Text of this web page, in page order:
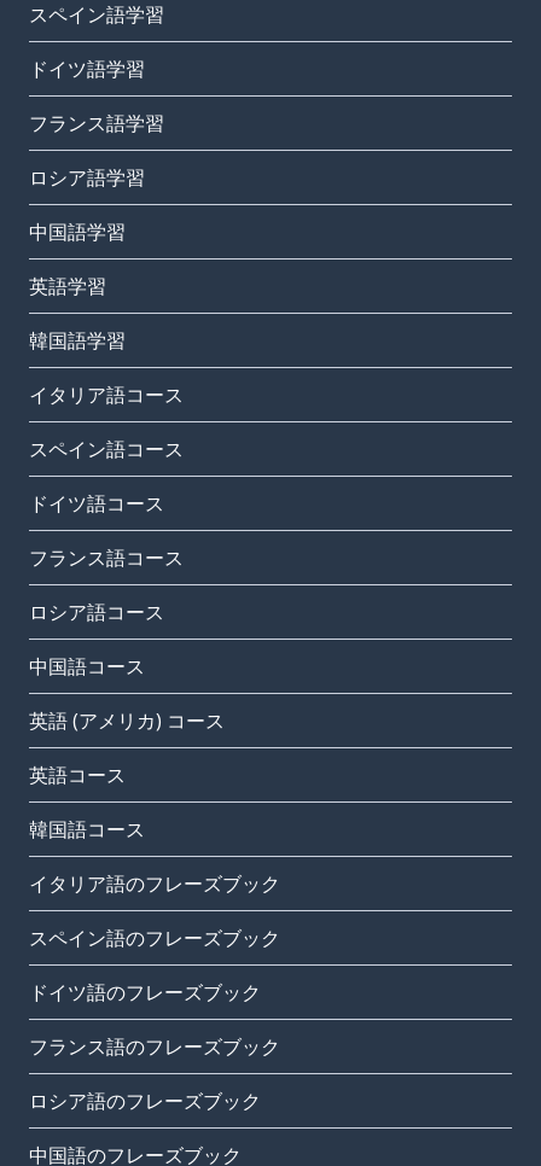
スペイン語学習
ドイツ語学習
フランス語学習
ロシア語学習
中国語学習
英語学習
韓国語学習
イタリア語コース
スペイン語コース
ドイツ語コース
フランス語コース
ロシア語コース
中国語コース
英語 (アメリカ) コース
英語コース
韓国語コース
イタリア語のフレーズブック
スペイン語のフレーズブック
ドイツ語のフレーズブック
フランス語のフレーズブック
ロシア語のフレーズブック
中国語のフレーズブック